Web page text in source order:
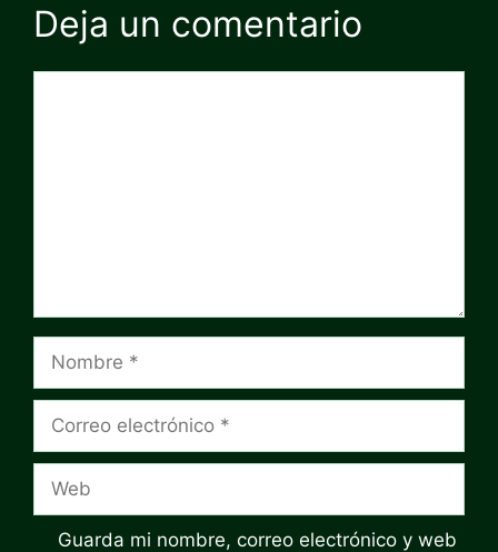
Deja un comentario
electrónico
Guarda mi nombre, correo electrónico y web